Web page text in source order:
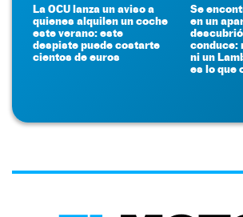
La OCU lanza un aviso a
quienes alquilen un coche
este verano: este
despiste puede costarte
cientos de euros
Se
en un
conduce:
ni un
es lo que